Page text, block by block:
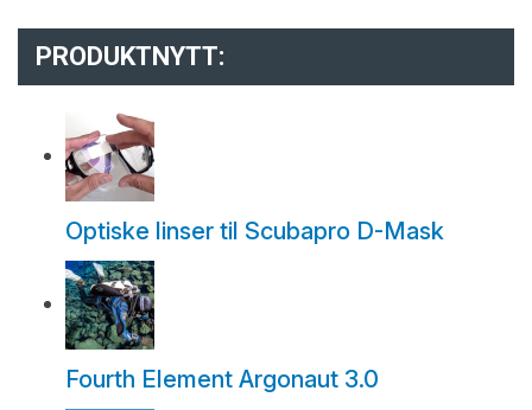
PRODUKTNYTT:
Optiske linser til Scubapro D-Mask
Fourth Element Argonaut 3.0